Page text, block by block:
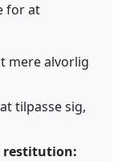
for at
mere alvorlig
tilpasse sig,
restitution: